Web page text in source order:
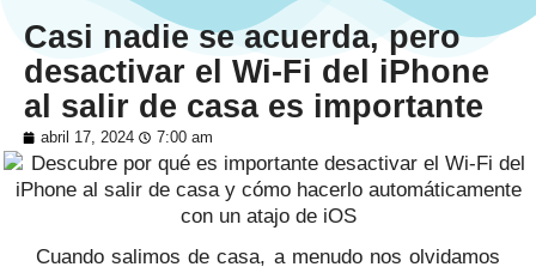
Casi nadie se acuerda, pero
desactivar el Wi-Fi del iPhone
al salir de casa es importante
abril 17, 2024 7:00 am
Cuando salimos de casa, a menudo nos olvidamos